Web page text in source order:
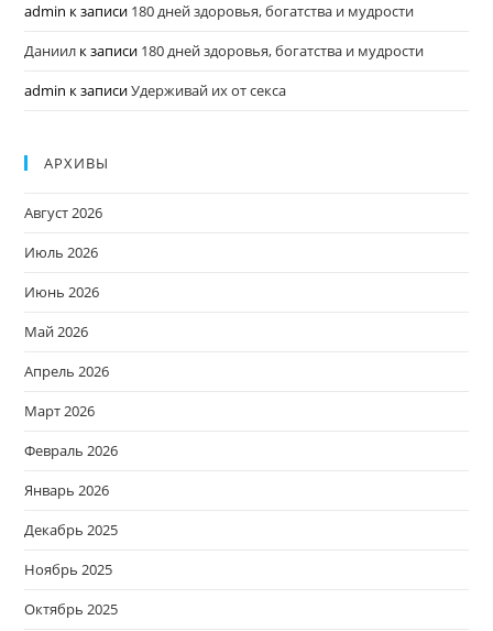
admin к записи 180 дней здоровья, богатства и мудрости
Даниил к записи 180 дней здоровья, богатства и мудрости
admin к записиУдерживай их от секса
АРХИВЫ
Август 2026
Июль 2026
Июнь 2026
Май 2026
Апрель 2026
Март 2026
Февраль 2026
Январь 2026
Декабрь 2025
Ноябрь 2025
Октябрь 2025